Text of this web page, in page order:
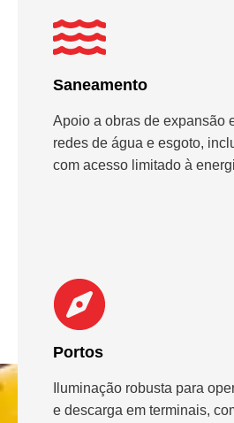
Saneamento
Apoio a obras de expansão
redes de água e esgoto,
com acesso limitado à
Portos
Iluminação robusta para
e descarga em terminais,